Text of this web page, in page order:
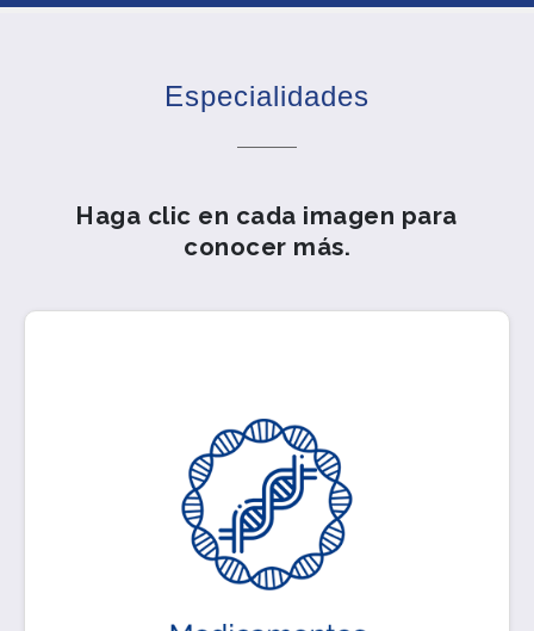
Especialidades
Haga clic en cada imagen para
conocer más.
generalmente modificados por medio de la
biotecnología para mejorar su estabilidad,
controlar su inmunogenicidad y favorecer su
función. A diferencia de los medicamentos de
origen químico, los medicamentos
biotecnológicos cuentan con una estructura
molecular grande y compleja.